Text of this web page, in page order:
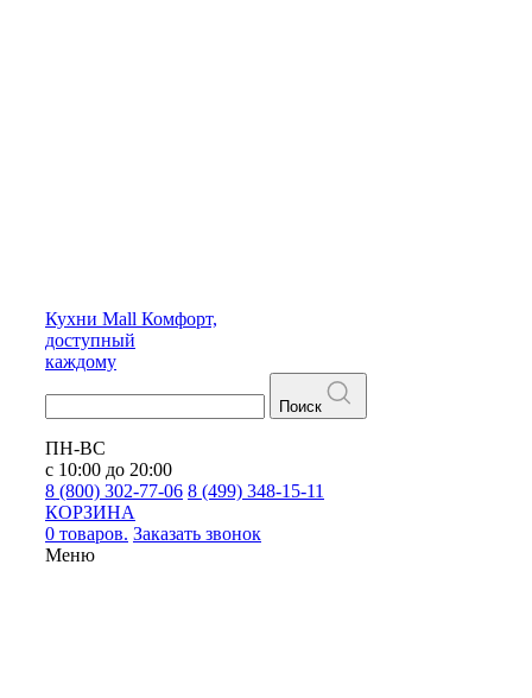
Кухни Mall Комфорт,
доступный
каждому
Поиск
ПН-ВС
с 10:00 до 20:00
8 (800) 302-77-06 8 (499) 348-15-11
КОРЗИНА
0 товаров. Заказать звонок
Меню